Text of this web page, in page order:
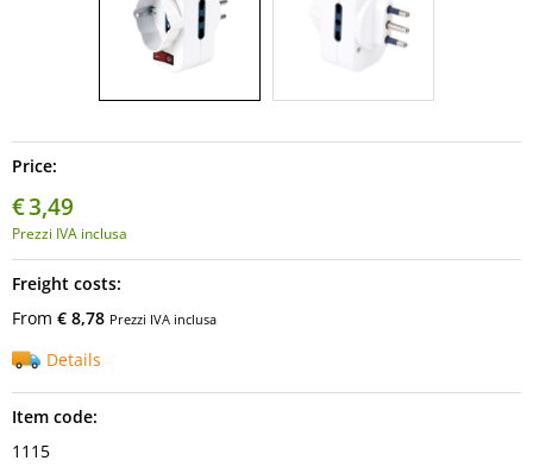
Price:
€3,49
Prezzi IVA inclusa
Freight costs:
From € 8,78 Prezzi IVA inclusa
Details
Item code:
1115